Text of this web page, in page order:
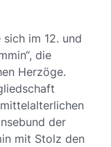
im 12. und
die
Herzöge.
der
mit Stolz den